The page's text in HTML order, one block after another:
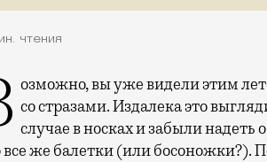
чтения
из сеточки со стразами. Издалека это
случае в носках и забыли
все же балетки (или